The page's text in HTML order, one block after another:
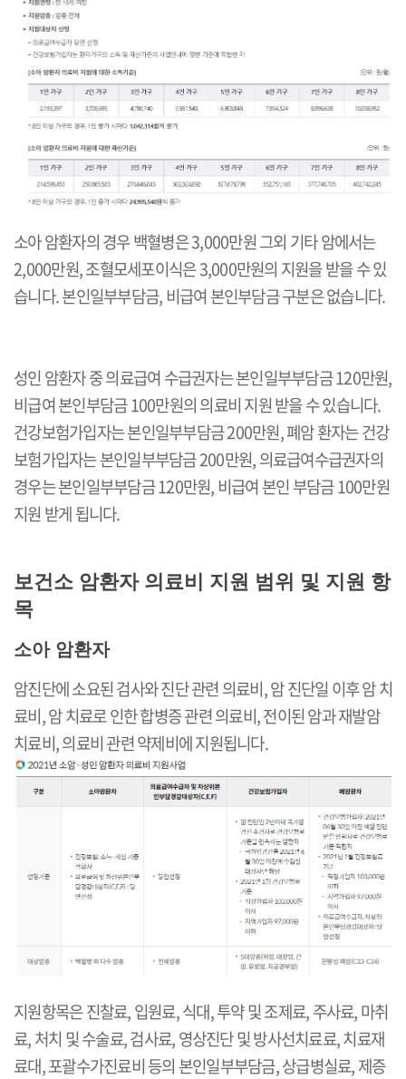
소아 암환자의 경우 백혈병은 3,000만원 그외 기타 암에서는
2,000만원, 조혈모세포이식은 3,000만원의 지원을 받을 수 있
습니다. 본인일부부담금, 비급여 본인부담금 구분은 없습니다.
성인 암환자 중 의료급여 수급권자는 본인일부부담금 120만원,
비급여 본인부담금 100만원의 의료비 지원 받을 수 있습니다.
건강보험가입자는 본인일부부담금 200만원, 폐암 환자는 건강
보험가입자는 본인일부부담금 200만원, 의료급여수급권자의
경우는 본인일부부담금 120만원, 비급여 본인 부담금 100만원
지원 받게 됩니다.
보건소 암환자 의료비 지원 범위 및 지원 항
목
소아 암환자
암진단에 소요된 검사와 진단 관련 의료비, 암 진단일 이후 암 치
료비, 암 치료로 인한 합병증 관련 의료비, 전이된 암과 재발암
치료비, 의료비 관련 약제비에 지원됩니다.
지원항목은 진찰료, 입원료, 식대, 투약 및 조제료, 주사료, 마취
료, 처치 및 수술료, 검사료, 영상진단 및 방사선치료료, 치료재
료대, 포괄수가진료비 등의 본인일부부담금, 상급병실료, 제증